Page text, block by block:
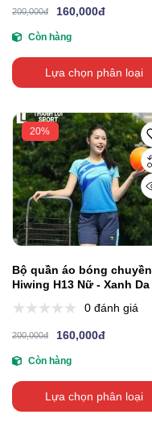
200,000đ 160,000đ
Còn hàng
Lựa chọn phân loại
20%
Bộ quần áo bóng chuyền
Hiwing H13 Nữ - Xanh Da
0 đánh giá
200,000đ 160,000đ
Còn hàng
Lựa chọn phân loại